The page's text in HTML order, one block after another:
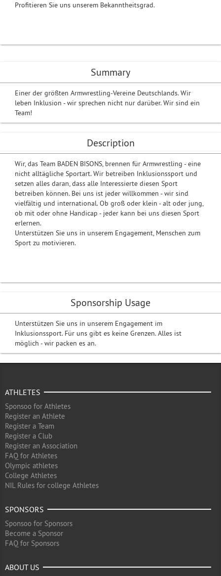
Summary
Einer der größten Armwrestling-Vereine Deutschlands. Wir
leben Inklusion - wir sprechen nicht nur darüber. Wir sind ein
Team!
Description
Wir, das Team BADEN BISONS, brennen für Armwrestling - eine
nicht alltägliche Sportart. Wir betreiben Inklusionssport und
setzen alles daran, dass alle Interessierte diesen Sport
betreiben können. Bei uns ist jeder willkommen - wir sind
vielfältig und international. Ob groß oder klein - alt oder jung,
ob mit oder ohne Handicap - jeder kann bei uns diesen Sport
erlernen.
Unterstützen Sie uns in unserem Engagement, Menschen zum
Sport zu motivieren.
Sponsorship Usage
Unterstützen Sie uns in unserem Engagement im
Inklusionssport. Für uns gibt es keine Grenzen. Alles ist
möglich - wir packen es an.
Profitieren Sie uns unserem Bekanntheitsgrad.
ATHLETES
Sponsoo for Athletes
Register an Athlete
Register a Team
Register a Club
Register an Association
FAQ for Athletes
Olympic athletes
College Athletes
NIL Rules for college Athletes
SPONSORS
Sponsoo for Sponsors
Become a Sponsor
FAQ for Sponsors
ABOUT US